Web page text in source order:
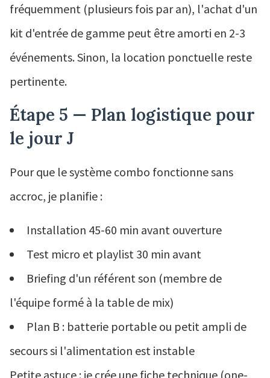
fréquemment (plusieurs fois par an), l'achat d'un
kit d'entrée de gamme peut être amorti en 2-3
événements. Sinon, la location ponctuelle reste
pertinente.
Étape 5 — Plan logistique pour
le jour J
Pour que le système combo fonctionne sans
accroc, je planifie :
Installation 45-60 min avant ouverture
Test micro et playlist 30 min avant
Briefing d'un référent son (membre de
l'équipe formé à la table de mix)
Plan B : batterie portable ou petit ampli de
secours si l'alimentation est instable
Petite astuce : je crée une fiche technique (one-